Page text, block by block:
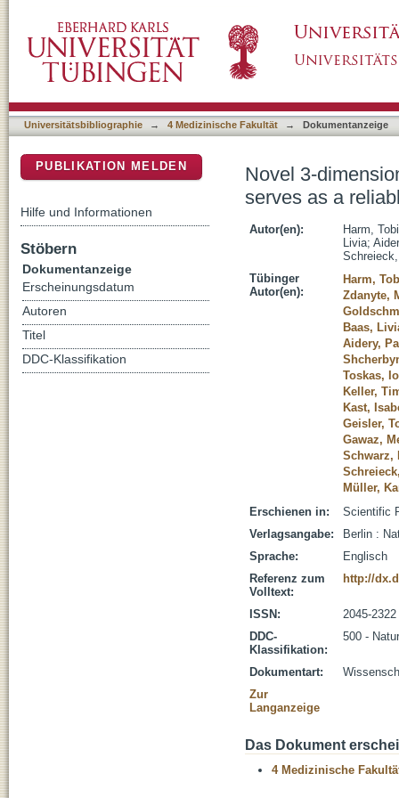
identify severe mitral valve regurgitation
Universitätsbibliographie → 4 Medizinische Fakultät → Dokumentanzeige
Novel 3-
serves as a
Autor(en):
Harm,
Livia;
Tübinger
Autor(en):
Harm,
Zdanyte,
Baas,
Aidery,
Toskas,
Keller,
Kast,
Geisler,
Gawaz,
Schwarz,
Müller,
Erschienen in:
Scientific
Verlagsangabe:
Berlin :
Sprache:
Englisch
Referenz zum
Volltext:
http://
ISSN:
2045-2322
DDC-
Klassifikation:
500 -
Dokumentart:
Zur
Langanzeige
Das Dokument
4 Medizinische
PUBLIKATION MELDEN
Hilfe und Informationen
Stöbern
Dokumentanzeige
Erscheinungsdatum
Autoren
Titel
DDC-Klassifikation